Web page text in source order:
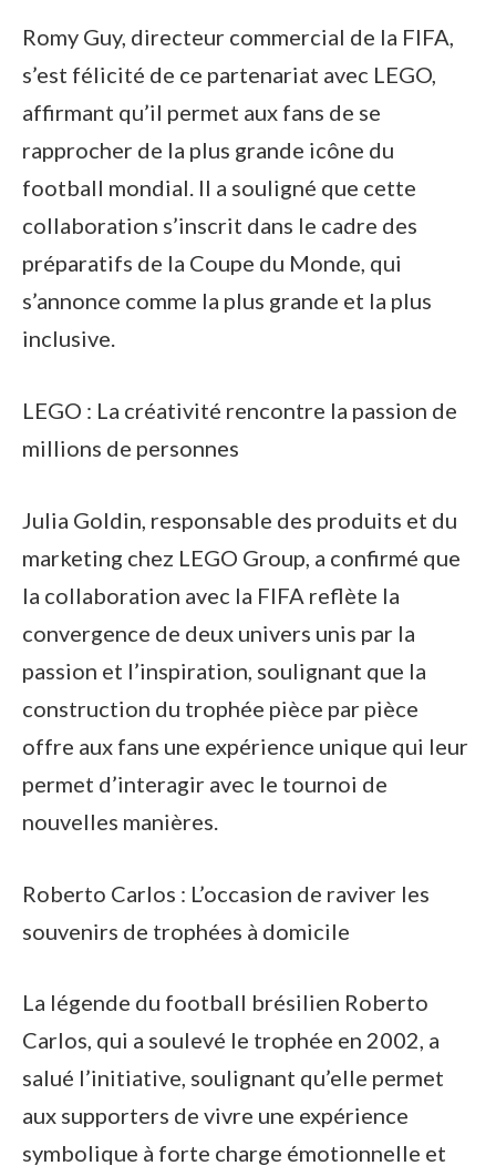
Romy Guy, directeur commercial de la FIFA,
s’est félicité de ce partenariat avec LEGO,
affirmant qu’il permet aux fans de se
rapprocher de la plus grande icône du
football mondial. Il a souligné que cette
collaboration s’inscrit dans le cadre des
préparatifs de la Coupe du Monde, qui
s’annonce comme la plus grande et la plus
inclusive.
LEGO : La créativité rencontre la passion de
millions de personnes
Julia Goldin, responsable des produits et du
marketing chez LEGO Group, a confirmé que
la collaboration avec la FIFA reflète la
convergence de deux univers unis par la
passion et l’inspiration, soulignant que la
construction du trophée pièce par pièce
offre aux fans une expérience unique qui leur
permet d’interagir avec le tournoi de
nouvelles manières.
Roberto Carlos : L’occasion de raviver les
souvenirs de trophées à domicile
La légende du football brésilien Roberto
Carlos, qui a soulevé le trophée en 2002, a
salué l’initiative, soulignant qu’elle permet
aux supporters de vivre une expérience
symbolique à forte charge émotionnelle et